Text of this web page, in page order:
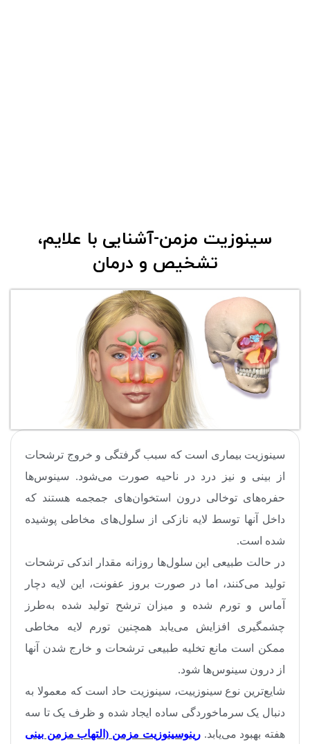
سینوزیت مزمن-آشنایی با علایم،
تشخیص و درمان
سینوزیت بیماری است که سبب گرفتگی و خروج ترشحات
از بینی و نیز درد در ناحیه صورت می‌‌شود. سینوس‌ها
حفره‌های توخالی درون استخوان‌های جمجمه هستند که
داخل آنها توسط لایه نازکی از سلول‌های مخاطی پوشیده
شده است.
در حالت طبیعی این سلول‌ها روزانه مقدار اندکی ترشحات
تولید می‌کنند، اما در صورت بروز عفونت، این لایه دچار
آماس و تورم شده و میزان ترشح تولید شده به‌طرز
چشمگیری افزایش می‌یابد همچنین تورم لایه مخاطی
ممکن است مانع تخلیه طبیعی ترشحات و خارج شدن آنها
از درون سینوس‌ها شود.
شایع‌ترین نوع سینوزییت، سینوزیت حاد است که معمولا به
دنبال یک سرماخوردگی ساده ایجاد شده و ظرف یک تا سه
هفته بهبود می‌یابد.رینوسینوزیت مزمن (التهاب مزمن بینی